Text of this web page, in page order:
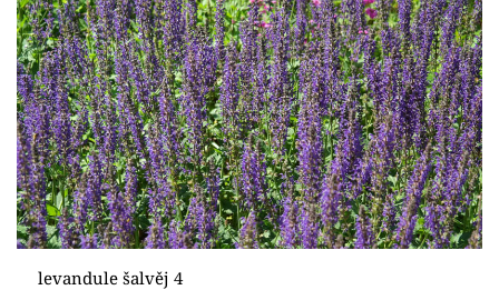
levandule šalvěj 4